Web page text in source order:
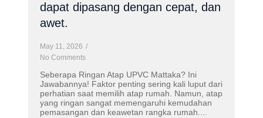
dapat dipasang dengan cepat, dan
awet.
May 11, 2026 /
No Comments
Seberapa Ringan Atap UPVC Mattaka? Ini
Jawabannya! Faktor penting sering kali luput dari
perhatian saat memilih atap rumah. Namun, atap
yang ringan sangat memengaruhi kemudahan
pemasangan dan keawetan rangka rumah....